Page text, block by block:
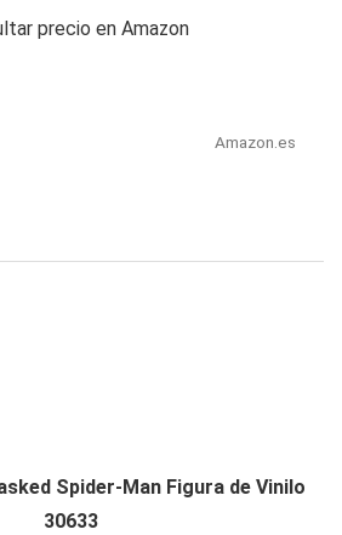
precio en Amazon
Amazon.es
Spider-Man Figura de Vinilo
30633